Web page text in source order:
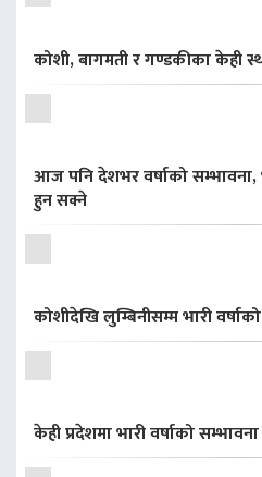
कोशी, बागमती र गण्डकीका केही
आज पनि देशभर वर्षाको सम्भावना,
हुन सक्ने
कोशीदेखि लुम्बिनीसम्म भारी
केही प्रदेशमा भारी वर्षाको सम्भावना